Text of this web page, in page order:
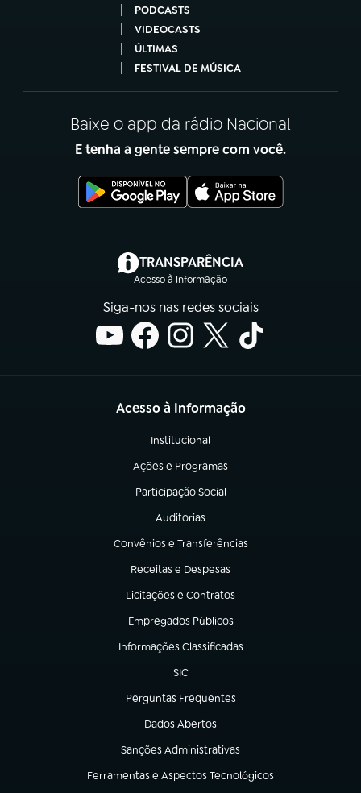
PODCASTS
VIDEOCASTS
ÚLTIMAS
FESTIVAL DE MÚSICA
Baixe o app da rádio Nacional
E tenha a gente sempre com você.
TRANSPARÊNCIA
Acesso à Informação
(abre em nova aba)
Siga-nos nas redes sociais
Acesso à Informação
Institucional
(abre em nova aba)
Ações e Programas
(abre em nova aba)
Participação Social
(abre em nova aba)
Auditorias
(abre em nova aba)
Convênios e Transferências
(abre em nova aba)
Receitas e Despesas
(abre em nova aba)
Licitações e Contratos
(abre em nova aba)
Empregados Públicos
(abre em nova aba)
Informações Classificadas
(abre em nova aba)
SIC
(abre em nova aba)
Perguntas Frequentes
(abre em nova aba)
Dados Abertos
(abre em nova aba)
Sanções Administrativas
(abre em nova aba)
Ferramentas e Aspectos Tecnológicos
(abre em nova aba)